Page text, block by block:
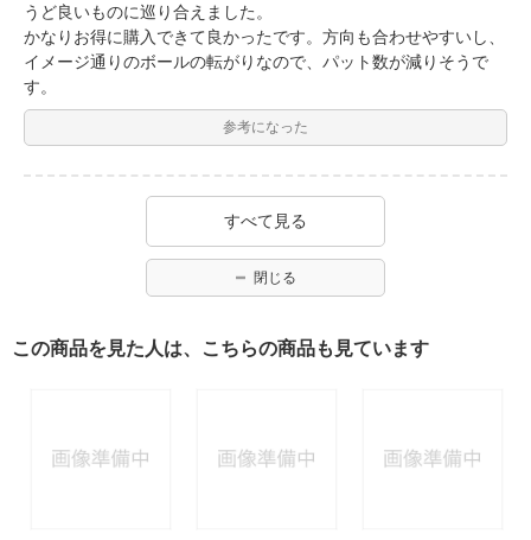
うど良いものに巡り合えました。
かなりお得に購入できて良かったです。方向も合わせやすいし、
イメージ通りのボールの転がりなので、パット数が減りそうで
す。
参考になった
すべて見る
閉じる
この商品を見た人は、こちらの商品も見ています